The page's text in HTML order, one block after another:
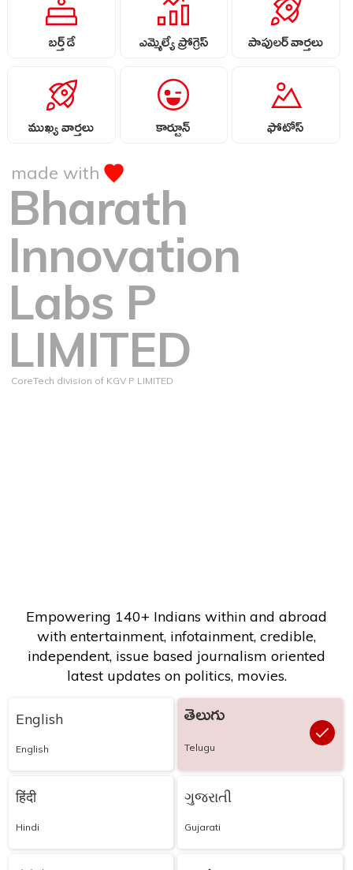
బర్త్ డే ఎమ్మెల్యే ప్రోగ్రెస్ పాపులర్ వార్తలు
ముఖ్య వార్తలు కార్టూన్ ఫోటోస్
made with
Bharath
Innovation
Labs P
LIMITED
CoreTech division of KGV P LIMITED
Empowering 140+ Indians within and abroad
with entertainment, infotainment, credible,
independent, issue based journalism oriented
latest updates on politics, movies.
English
English
తెలుగు
Telugu
हिंदी
Hindi
ગુજરાતી
Gujarati